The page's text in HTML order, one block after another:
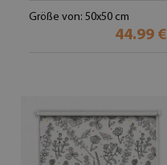
Größe von: 50x50 cm
44.99 €